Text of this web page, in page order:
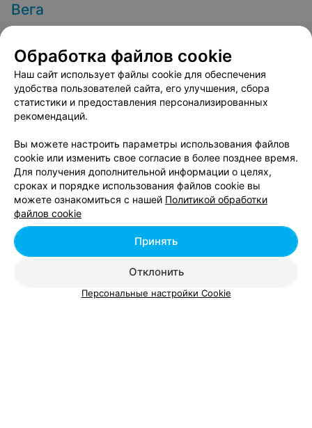
Вега
Молодечно, ул. Ф. Скорины, 10а до 21:00
Услуги:Ломбард
Отзывы7 Все адреса
СКУППУНКТ
Белскупдрагмет
Молодечно, ул. Великий Гостинец, 75 до 18:00
Услуги:Скупка золота, серебра
Отзывы
Обработка файлов cookie
Наш сайт использует файлы cookie для обеспечения
удобства пользователей сайта, его улучшения, сбора
статистики и предоставления персонализированных
рекомендаций.
Вы можете настроить параметры использования файлов
cookie или изменить свое согласие в более позднее время.
Для получения дополнительной информации о целях,
сроках и порядке использования файлов cookie вы
можете ознакомиться с нашей Политикой обработки
файлов cookie
Отклонить
Принять
Персональные настройки Cookie